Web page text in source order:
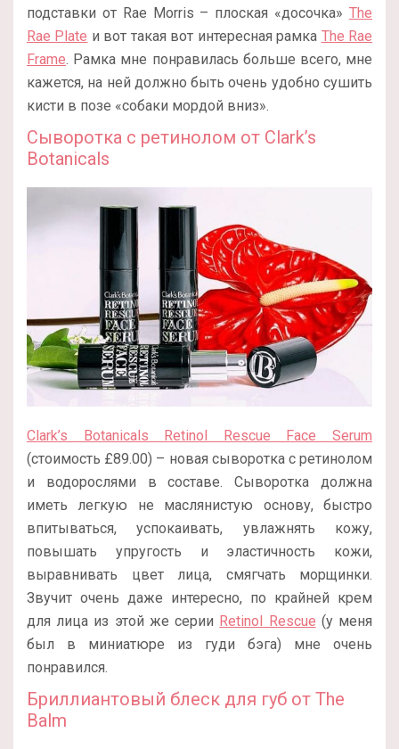
подставки от Rae Morris – плоская «досочка» The
Rae Plate и вот такая вот интересная рамка The Rae
Frame. Рамка мне понравилась больше всего, мне
кажется, на ней должно быть очень удобно сушить
кисти в позе «собаки мордой вниз».
Сыворотка с ретинолом от Clark’s
Botanicals
Clark’s Botanicals Retinol Rescue Face Serum
(стоимость £89.00) – новая сыворотка с ретинолом
и водорослями в составе. Сыворотка должна
иметь легкую не маслянистую основу, быстро
впитываться, успокаивать, увлажнять кожу,
повышать упругость и эластичность кожи,
выравнивать цвет лица, смягчать морщинки.
Звучит очень даже интересно, по крайней крем
для лица из этой же серии Retinol Rescue (у меня
был в миниатюре из гуди бэга) мне очень
понравился.
Бриллиантовый блеск для губ от The
Balm